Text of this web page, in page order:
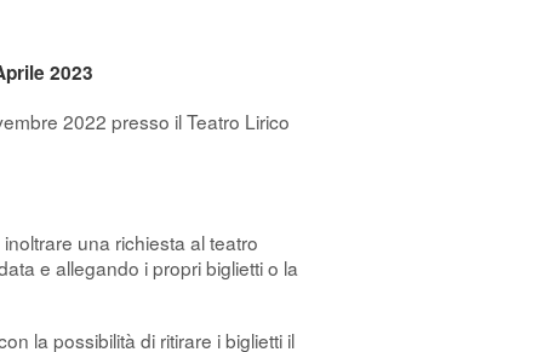
2023
2022 presso il Teatro Lirico
una richiesta al teatro
e allegando i propri biglietti o la
la possibilità di ritirare i biglietti il